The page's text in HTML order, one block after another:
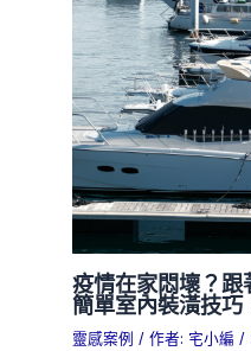
疫情在家悶壞？跟
簡單室內裝潢技巧
靈感案例 / 作者: 宅小編/